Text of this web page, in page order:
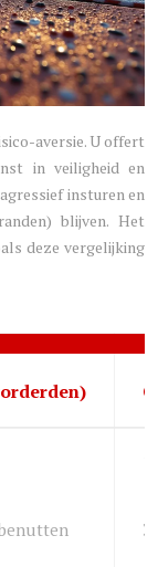
aversie. U offert
in veiligheid en
insturen en
blijven. Het
deze vergelijking